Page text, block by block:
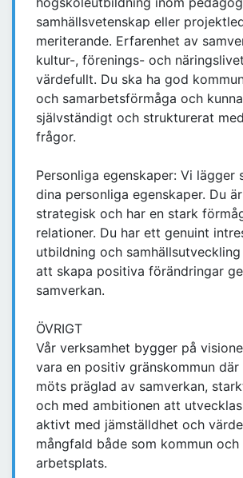
samhällsvetenskap eller
meriterande. Erfarenhet av
kultur-, förenings- och
värdefullt. Du ska ha god
och samarbetsförmåga och
självständigt och strukturerat
frågor.
Personliga egenskaper: Vi lägger
dina personliga egenskaper. Du
strategisk och har en stark
relationer. Du har ett genuint
utbildning och
att skapa positiva förändringar
samverkan.
ÖVRIGT
Vår verksamhet bygger på
vara en positiv gränskommun där
möts präglad av samverkan,
och med ambitionen att
aktivt med jämställdhet och
mångfald både som kommun och
arbetsplats.